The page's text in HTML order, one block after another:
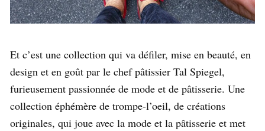
Et c’est une collection qui va défiler, mise en beauté, en
design et en goût par le chef pâtissier Tal Spiegel,
furieusement passionnée de mode et de pâtisserie. Une
collection éphémère de trompe-l’oeil, de créations
originales, qui joue avec la mode et la pâtisserie et met